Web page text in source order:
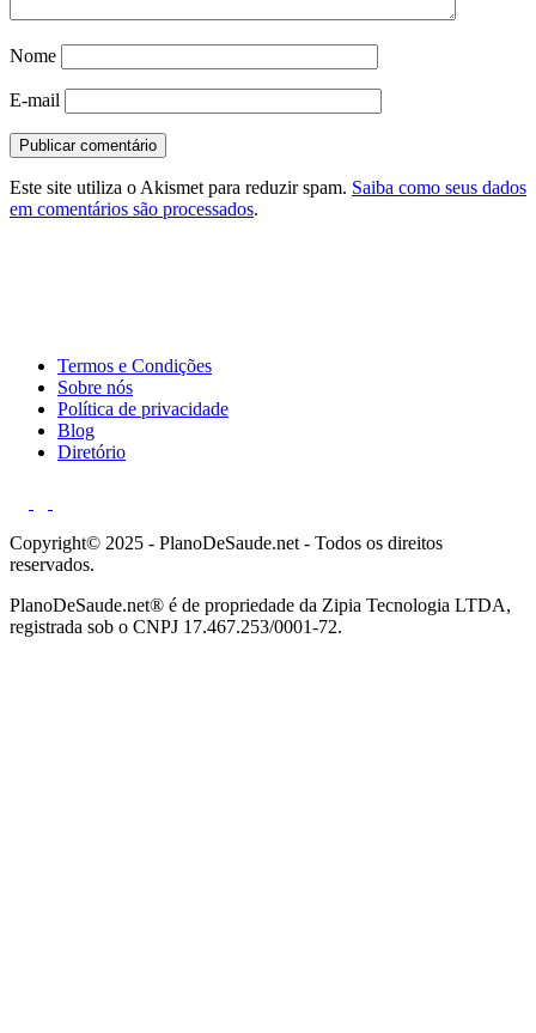
Nome
E-mail
Este site utiliza o Akismet para reduzir spam. Saiba como seus dados
em comentários são processados.
Termos e Condições
Sobre nós
Política de privacidade
Blog
Diretório
Copyright© 2025 - PlanoDeSaude.net - Todos os direitos
reservados.
PlanoDeSaude.net® é de propriedade da Zipia Tecnologia LTDA,
registrada sob o CNPJ 17.467.253/0001-72.